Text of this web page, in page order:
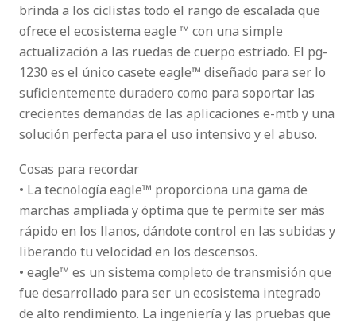
brinda a los ciclistas todo el rango de escalada que
ofrece el ecosistema eagle ™ con una simple
actualización a las ruedas de cuerpo estriado. El pg-
1230 es el único casete eagle™ diseñado para ser lo
suficientemente duradero como para soportar las
crecientes demandas de las aplicaciones e-mtb y una
solución perfecta para el uso intensivo y el abuso.
Cosas para recordar
• La tecnología eagle™ proporciona una gama de
marchas ampliada y óptima que te permite ser más
rápido en los llanos, dándote control en las subidas y
liberando tu velocidad en los descensos.
• eagle™ es un sistema completo de transmisión que
fue desarrollado para ser un ecosistema integrado
de alto rendimiento. La ingeniería y las pruebas que